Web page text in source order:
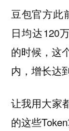
豆包官方此
日均达120
的时候，这
内，增长达
让我用大家
的这些